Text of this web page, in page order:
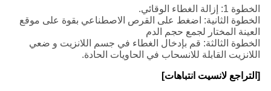
الخطوة 1: إزالة الغطاء الوقائي.
الخطوة الثانية: اضغط على القرص الاصطناعي بقوة على موقع
العينة المختار لجمع حجم الدم
الخطوة الثالثة: قم بإدخال الغطاء في جسم اللانزيت و ضعي
اللانزيت القابلة للانسحاب في الحاويات الحادة.
[التراجع لانسيت انتباهات]